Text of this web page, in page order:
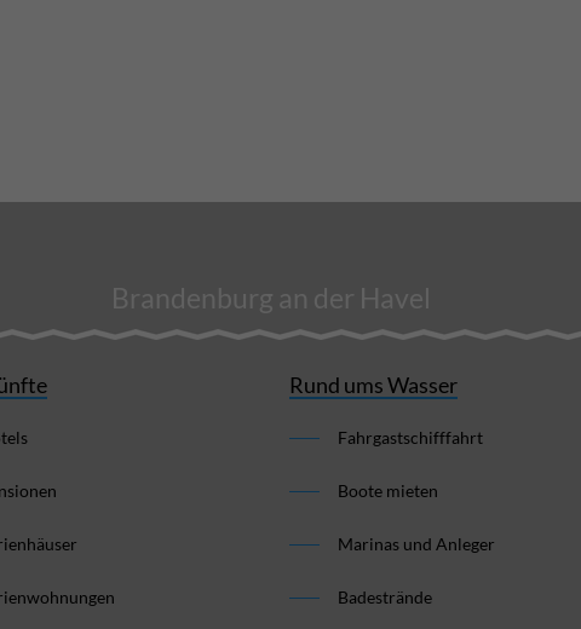
Brandenburg an der Havel
Rund ums Wasser
Fahrgastschifffahrt
Boote mieten
Marinas und Anleger
Badestrände